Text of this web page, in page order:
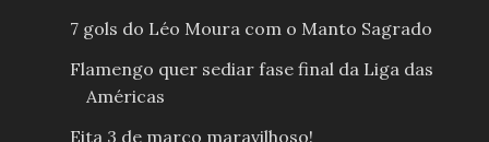
7 gols do Léo Moura com o Manto Sagrado
Flamengo quer sediar fase final da Liga das
Américas
Eita 3 de março maravilhoso!